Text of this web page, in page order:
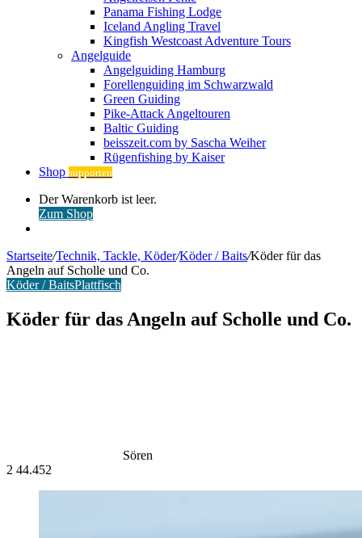
Panama Fishing Lodge
Iceland Angling Travel
Kingfish Westcoast Adventure Tours
Angelguide
Angelguiding Hamburg
Forellenguiding im Schwarzwald
Green Guiding
Pike-Attack Angeltouren
Baltic Guiding
beisszeit.com by Sascha Weiher
Rügenfishing by Kaiser
Shop supporten
Warenkorb
ansehen
Der Warenkorb ist leer.
Zum Shop
Startseite/Technik, Tackle, Köder/Köder / Baits/Köder für das
Angeln auf Scholle und Co.
Köder / BaitsPlattfisch
Köder für das Angeln auf Scholle und Co.
Sören
2 44.452